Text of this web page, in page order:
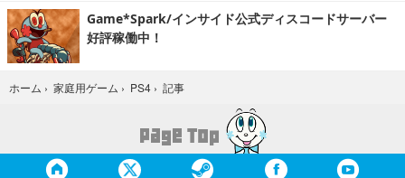
Game*Spark/インサイド公式ディスコードサーバー
好評稼働中！
ホーム › 家庭用ゲーム › PS4 › 記事